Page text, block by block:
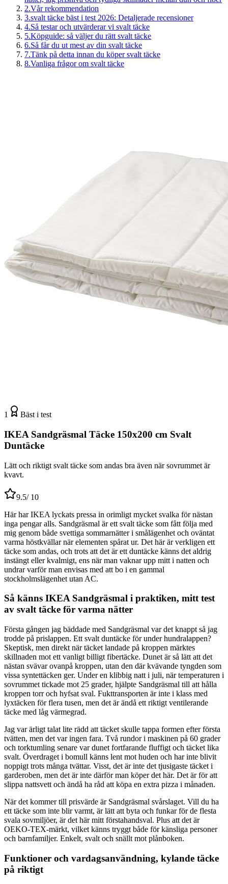
2.Vår rekommendation
3.svalt täcke bäst i test 2026: Detaljerade recensioner
4.Så testar och utvärderar vi svalt täcke
5.Köpguide: så väljer du rätt svalt täcke
6.Så får du ut mest av din svalt täcke
7.Tänk på detta innan du köper svalt täcke
8.Vanliga frågor om svalt täcke
1 Bäst i test
IKEA Sandgräsmal Täcke 150x200 cm Svalt
Duntäcke
Lätt och riktigt svalt täcke som andas bra även när sovrummet är
kvavt.
9.5/ 10
Här har IKEA lyckats pressa in orimligt mycket svalka för nästan
inga pengar alls. Sandgräsmal är ett svalt täcke som fått följa med
mig genom både svettiga sommarnätter i smålägenhet och oväntat
varma höstkvällar när elementen spårat ur. Det här är verkligen ett
täcke som andas, och trots att det är ett duntäcke känns det aldrig
instängt eller kvalmigt, ens när man vaknar upp mitt i natten och
undrar varför man envisas med att bo i en gammal
stockholmslägenhet utan AC.
Så känns IKEA Sandgräsmal i praktiken, mitt test
av svalt täcke för varma nätter
Första gången jag bäddade med Sandgräsmal var det knappt så jag
trodde på prislappen. Ett svalt duntäcke för under hundralappen?
Skeptisk, men direkt när täcket landade på kroppen märktes
skillnaden mot ett vanligt billigt fibertäcke. Dunet är så lätt att det
nästan svävar ovanpå kroppen, utan den där kvävande tyngden som
vissa syntettäcken ger. Under en klibbig natt i juli, när temperaturen i
sovrummet tickade mot 25 grader, hjälpte Sandgräsmal till att hålla
kroppen torr och hyfsat sval. Fukttransporten är inte i klass med
lyxtäcken för flera tusen, men det är ändå ett riktigt ventilerande
täcke med låg värmegrad.
Jag var ärligt talat lite rädd att täcket skulle tappa formen efter första
tvätten, men det var ingen fara. Två rundor i maskinen på 60 grader
och torktumling senare var dunet fortfarande fluffigt och täcket lika
svalt. Överdraget i bomull känns lent mot huden och har inte blivit
noppigt trots många tvättar. Visst, det är inte det tjusigaste täcket i
garderoben, men det är inte därför man köper det här. Det är för att
slippa nattsvett och ändå ha råd att köpa en extra pizza i månaden.
När det kommer till prisvärde är Sandgräsmal svårslaget. Vill du ha
ett täcke som inte blir varmt, är lätt att byta och funkar för de flesta
svala sovmiljöer, är det här mitt förstahandsval. Plus att det är
OEKO-TEX-märkt, vilket känns tryggt både för känsliga personer
och barnfamiljer. Enkelt, svalt och snällt mot plånboken.
Funktioner och vardagsanvändning, kylande täcke
på riktigt